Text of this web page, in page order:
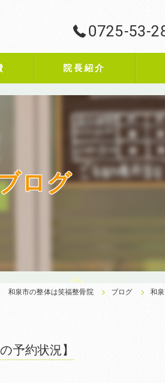
0725-53-
院長紹介
ログ
和泉市の整体は笑福整骨院 ブログ 和
予約状況】